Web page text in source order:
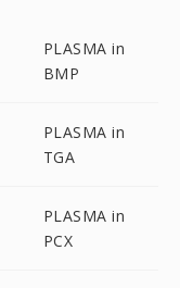
PLASMA in
BMP
PLASMA in
TGA
PLASMA in
PCX